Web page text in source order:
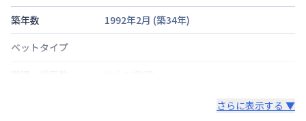
築年数
1992年2月 (築34年)
ベットタイプ
さらに表示する ▼